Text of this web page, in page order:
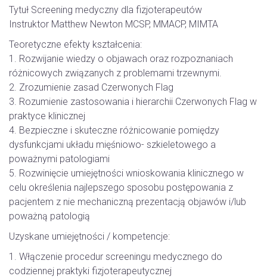
Tytuł Screening medyczny dla fizjoterapeutów
Instruktor Matthew Newton MCSP, MMACP, MIMTA
Teoretyczne efekty kształcenia:
1. Rozwijanie wiedzy o objawach oraz rozpoznaniach
różnicowych związanych z problemami trzewnymi.
2. Zrozumienie zasad Czerwonych Flag
3. Rozumienie zastosowania i hierarchii Czerwonych Flag w
praktyce klinicznej
4. Bezpieczne i skuteczne różnicowanie pomiędzy
dysfunkcjami układu mięśniowo- szkieletowego a
poważnymi patologiami
5. Rozwinięcie umiejętności wnioskowania klinicznego w
celu określenia najlepszego sposobu postępowania z
pacjentem z nie mechaniczną prezentacją objawów i/lub
poważną patologią
Uzyskane umiejętności / kompetencje:
1. Włączenie procedur screeningu medycznego do
codziennej praktyki fizjoterapeutycznej